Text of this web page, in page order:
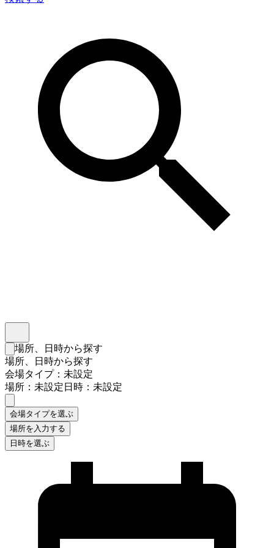
検索フォームを閉じる
場所、日時から探す
場所、日時から探す
会場タイプ：未設定
場所：未設定日時：未設定
会場タイプを選ぶ
場所を入力する
日時を選ぶ